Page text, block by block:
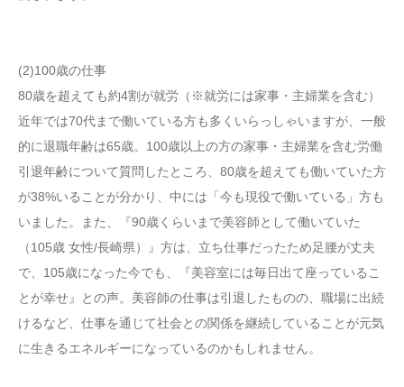
(2)100歳の仕事
80歳を超えても約4割が就労（※就労には家事・主婦業を含む）
近年では70代まで働いている方も多くいらっしゃいますが、一般
的に退職年齢は65歳。100歳以上の方の家事・主婦業を含む労働
引退年齢について質問したところ、80歳を超えても働いていた方
が38%いることが分かり、中には「今も現役で働いている」方も
いました。また、『90歳くらいまで美容師として働いていた
（105歳 女性/長崎県）』方は、立ち仕事だったため足腰が丈夫
で、105歳になった今でも、『美容室には毎日出て座っているこ
とが幸せ』との声。美容師の仕事は引退したものの、職場に出続
けるなど、仕事を通じて社会との関係を継続していることが元気
に生きるエネルギーになっているのかもしれません。